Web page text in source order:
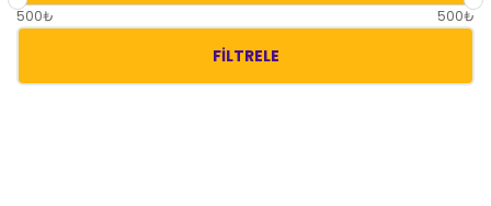
500₺ 500₺
FILTRELE